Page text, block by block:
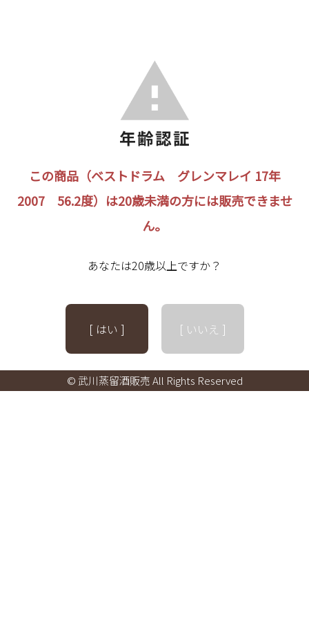
この商品（ベストドラム グレンマレイ 17年
2007 56.2度）は20歳未満の方には販売できませ
ん。
あなたは20歳以上ですか？
[ はい ] [ いいえ ]
© 武川蒸留酒販売 All Rights Reserved